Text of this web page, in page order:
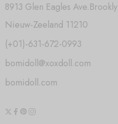
8913 Glen Eagles
Nieuw-Zeeland 11210
(+01)-631-672-0993
bomidoll@xoxdoll.com
bomidoll.com